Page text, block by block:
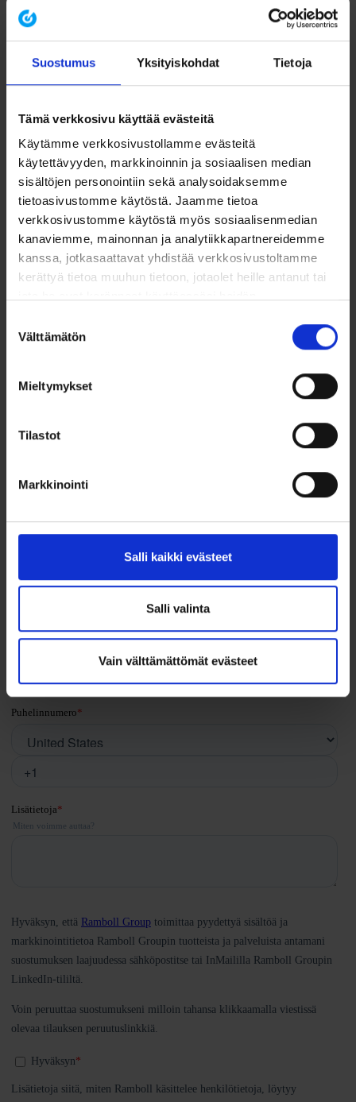
Suostumus Yksityiskohdat Tietoja
Tämä verkkosivu käyttää evästeitä
Käytämme verkkosivustollamme evästeitä
käytettävyyden, markkinoinnin ja sosiaalisen median
sisältöjen personointiin sekä analysoidaksemme
tietoasivustomme käytöstä. Jaamme tietoa
verkkosivustomme käytöstä myös sosiaalisenmedian
kanaviemme, mainonnan ja analytiikkapartnereidemme
kanssa, jotkasaattavat yhdistää verkkosivustoltamme
kerättyä tietoa muuhun tietoon, jotaolet heille antanut tai
Lue lisää
valinta
Välttämätön
Mieltymykset
Tilastot
Markkinointi
Salli kaikki evästeet
Salli valinta
Vain välttämättömät evästeet
opettamisen ammattilainen. Petra on myös selvästi perehtynyt
kestävään kehitykseen hyvin laajasti, sillä kaikkiin kysymyksiin
saatiin hyvät vastaukset. Sain mielestäni hyvät lähtötiedot ja
selkeämmän kokonaiskuvan isosta kokonaisuudesta.”
Toteutus
CSRD-koulutus järjestetään tilauksesta organisaatiollenne.
Kuulemme mielellämme yrityksenne koulutustarpeista ja
suunnittelemme juuri teille sopivan koulutuspaketin.
Toteutustapa sovitaan tarpeidenne mukaan (lähi-, verkko-,
hybridikoulutus)
Aikataulu ja kesto joustavasti sovittavissa
koulutuksesta täyttämällä lomake: